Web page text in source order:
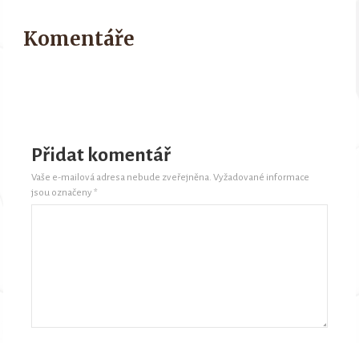
Komentáře
Přidat komentář
Vaše e-mailová adresa nebude zveřejněna. Vyžadované informace
jsou označeny*